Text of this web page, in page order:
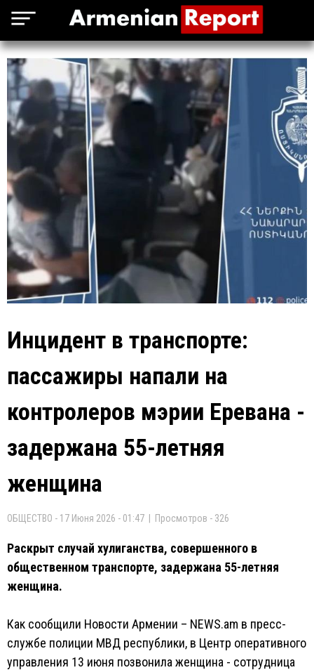
Инцидент в транспорте:
пассажиры напали на
контролеров мэрии Еревана -
задержана 55-летняя
женщина
ОБЩЕСТВО - 17 Июня 2026 - 01:47 | Просмотров - 326
Раскрыт случай хулиганства, совершенного в
общественном транспорте, задержана 55-летняя
женщина.
Как сообщили Новости Армении – NEWS.am в пресс-
службе полиции МВД республики, в Центр оперативного
управления 13 июня позвонила женщина - сотрудница